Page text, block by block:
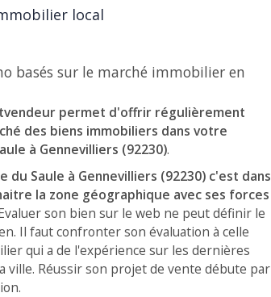
local
basés sur le marché immobilier en
permet d'offrir régulièrement
des biens immobiliers dans votre
à Gennevilliers (92230).
du Saule à Gennevilliers (92230) c'est dans
la zone géographique avec ses forces
son bien sur le web ne peut définir le
Il faut confronter son évaluation à celle
qui a de l'expérience sur les dernières
ville. Réussir son projet de vente débute par